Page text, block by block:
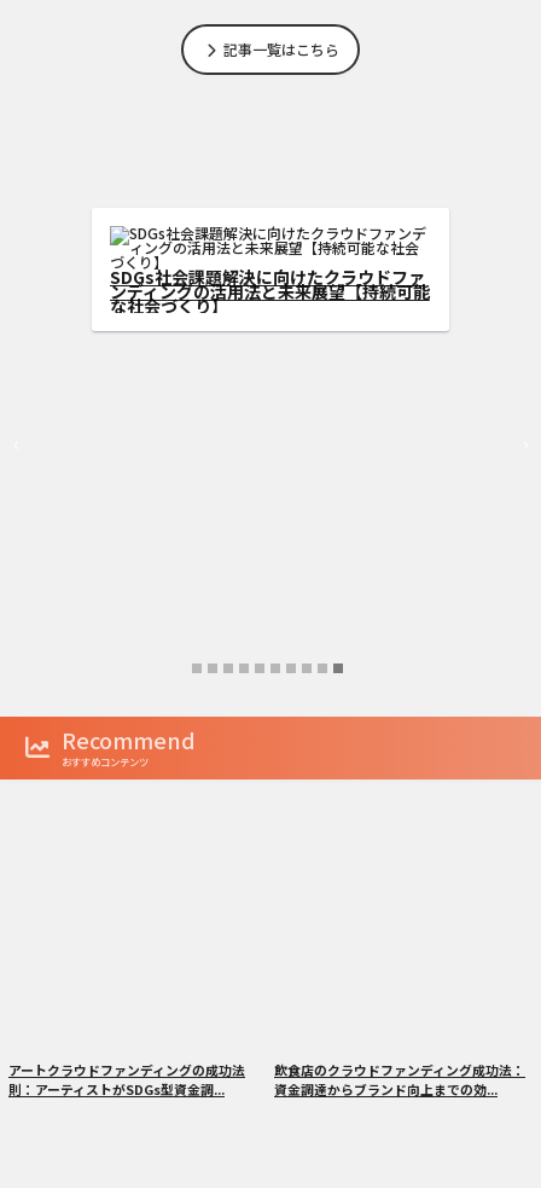
記事一覧はこちら
型クラウドフ
SDGs社会課題解決に向けたクラ
ンディングの活用法と未来展望【
な社会づくり】
Recommend
おすすめコンテンツ
アートクラウドファンディングの成功法
則：アーティストがSDGs型資金調...
飲食店のクラウドファンディング成功法：
資金調達からブランド向上までの効...